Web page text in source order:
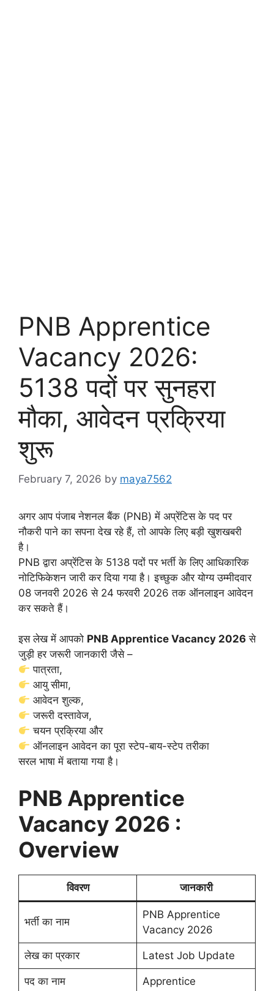
PNB Apprentice
Vacancy 2026:
5138 पदों पर सुनहरा
मौका, आवेदन प्रक्रिया
शुरू
February 7, 2026 by maya7562
अगर आप पंजाब नेशनल बैंक (PNB) में अप्रेंटिस के पद पर
नौकरी पाने का सपना देख रहे हैं, तो आपके लिए बड़ी खुशखबरी
है।
PNB द्वारा अप्रेंटिस के 5138 पदों पर भर्ती के लिए आधिकारिक
नोटिफिकेशन जारी कर दिया गया है। इच्छुक और योग्य उम्मीदवार
08 जनवरी 2026 से 24 फरवरी 2026 तक ऑनलाइन आवेदन
कर सकते हैं।
इस लेख में आपको PNB Apprentice Vacancy 2026 से
जुड़ी हर जरूरी जानकारी जैसे –
पात्रता,
आयु सीमा,
आवेदन शुल्क,
जरूरी दस्तावेज,
चयन प्रक्रिया और
ऑनलाइन आवेदन का पूरा स्टेप-बाय-स्टेप तरीका
सरल भाषा में बताया गया है।
PNB Apprentice
Vacancy 2026 :
Overview
विवरण जानकारी
भर्ती का नाम
PNB Apprentice
Vacancy 2026
लेख का प्रकार Latest Job Update
पद का नाम Apprentice